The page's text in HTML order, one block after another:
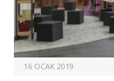
16 OCAK 2019